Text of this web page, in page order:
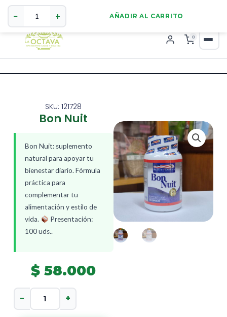
0
SKU: 121728
Bon Nuit
Bon Nuit: suplemento
natural para apoyar tu
bienestar diario. Fórmula
práctica para
complementar tu
alimentación y estilo de
vida.
Presentación:
100 uds..
$ 58.000
Bon
cantidad
− +
Bon
Nuit
cantidad
− + AÑADIR AL CARRITO